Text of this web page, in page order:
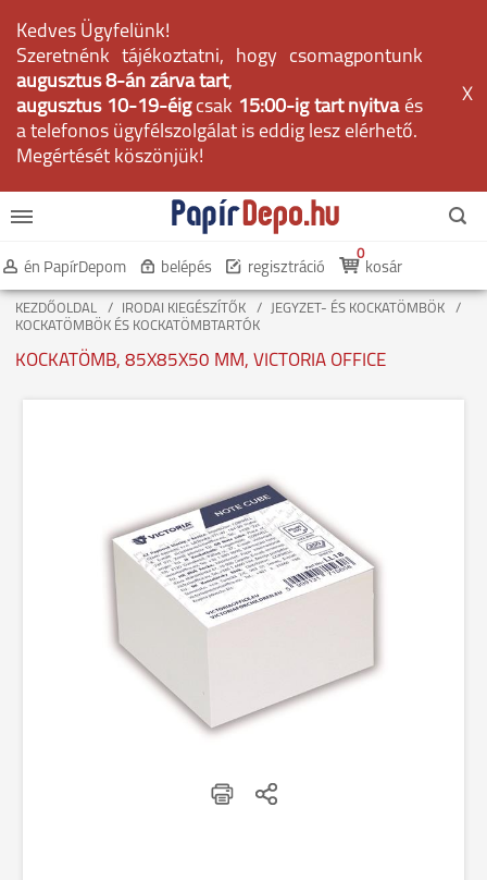
Kedves Ügyfelünk!
Szeretnénk tájékoztatni, hogy csomagpontunk
augusztus 8-án zárva tart,
augusztus 10-19-éig csak 15:00-ig tart nyitvaés
a telefonos ügyfélszolgálat is eddig lesz elérhető.
Megértését köszönjük!
X
én PapírDepom belépés regisztráció kosár
0
KEZDŐOLDAL IRODAI KIEGÉSZÍTŐK
JEGYZET- ÉS KOCKATÖMBÖK
KOCKATÖMBÖK ÉS KOCKATÖMBTARTÓK
KOCKATÖMB, 85X85X50 MM, VICTORIA OFFICE